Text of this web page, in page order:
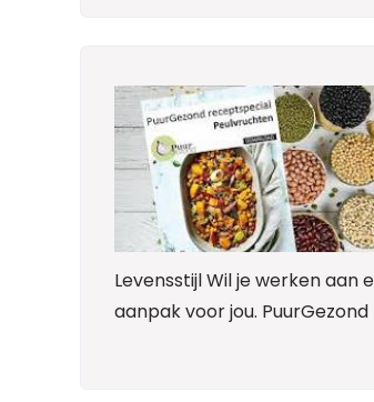
Levensstijl Wil je werken aan
aanpak voor jou. PuurGezond